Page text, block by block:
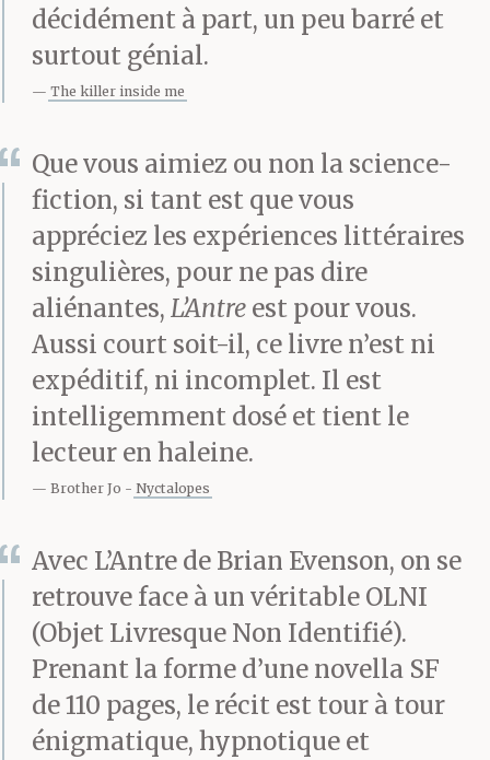
décidément à part, un peu barré et
surtout génial.
The killer inside me
Que vous aimiez ou non la science-
fiction, si tant est que vous
appréciez les expériences littéraires
singulières, pour ne pas dire
aliénantes, L’Antre est pour vous.
Aussi court soit-il, ce livre n’est ni
expéditif, ni incomplet. Il est
intelligemment dosé et tient le
lecteur en haleine.
Brother Jo Nyctalopes
Avec L’Antre de Brian Evenson, on se
retrouve face à un véritable OLNI
(Objet Livresque Non Identifié).
Prenant la forme d’une novella SF
de 110 pages, le récit est tour à tour
énigmatique, hypnotique et